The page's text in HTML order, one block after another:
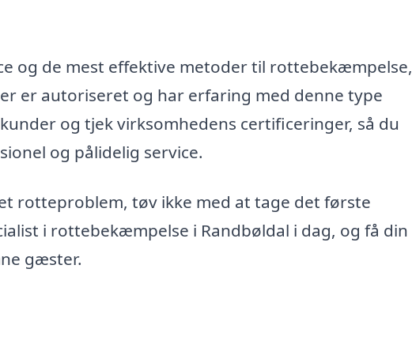
og de mest effektive metoder til rottebekæmpelse,
er autoriseret og har erfaring med denne type
og tjek virksomhedens certificeringer, så du
og pålidelig service.
rotteproblem, tøv ikke med at tage det første
i rottebekæmpelse i Randbøldal i dag, og få din
gæster.